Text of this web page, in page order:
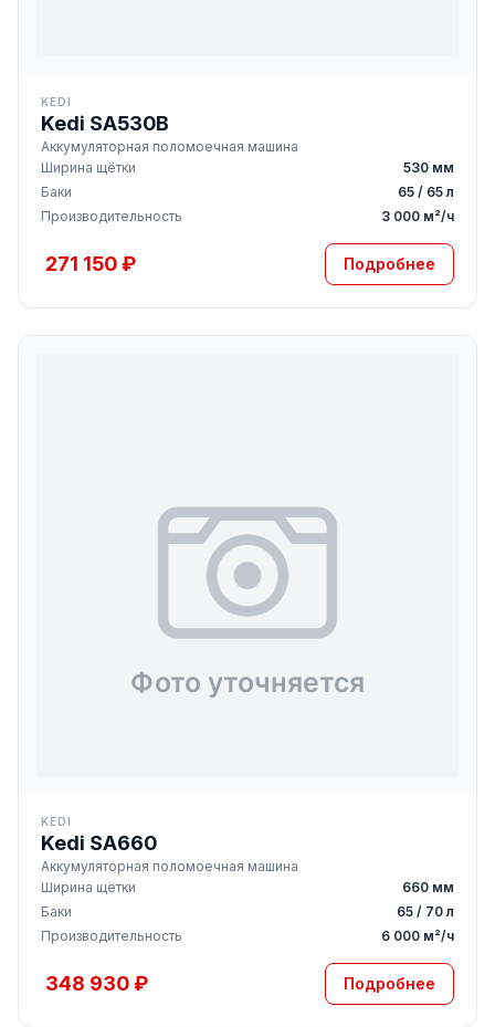
KEDI
Kedi SA530B
Аккумуляторная поломоечная машина
Ширина щётки
530 мм
Баки
65 / 65 л
Производительность
3 000 м²/ч
271 150 ₽ Подробнее
KEDI
Kedi SA660
Аккумуляторная поломоечная машина
Ширина щётки
660 мм
Баки
65 / 70 л
Производительность
6 000 м²/ч
348 930 ₽ Подробнее